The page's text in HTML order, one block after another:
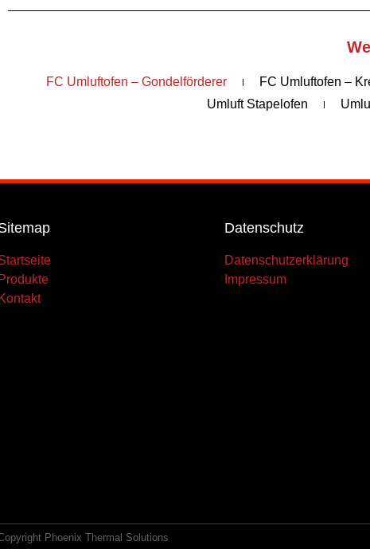
FC Umluftofen – Gondelförderer FC Umluftofen –
Umluft Stapelofen
Datenschutz
Datenschutzerklärung
Impressum
Phoenix Thermal Solutions